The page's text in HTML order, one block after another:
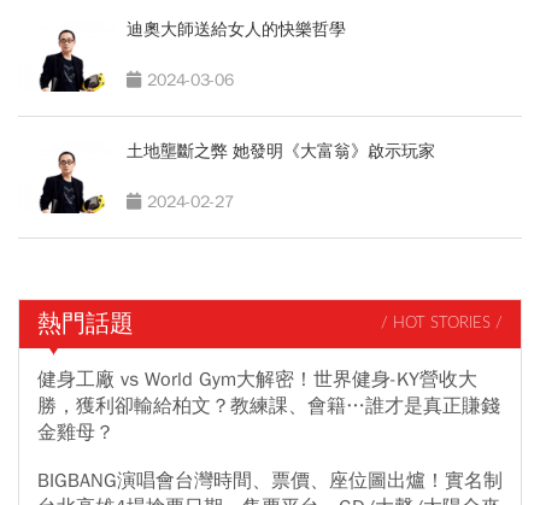
迪奧大師送給女人的快樂哲學
2024-03-06
土地壟斷之弊 她發明《大富翁》啟示玩家
2024-02-27
熱門話題 / HOT STORIES /
健身工廠 vs World Gym大解密！世界健身-KY營收大
勝，獲利卻輸給柏文？教練課、會籍…誰才是真正賺錢
金雞母？
BIGBANG演唱會台灣時間、票價、座位圖出爐！實名制